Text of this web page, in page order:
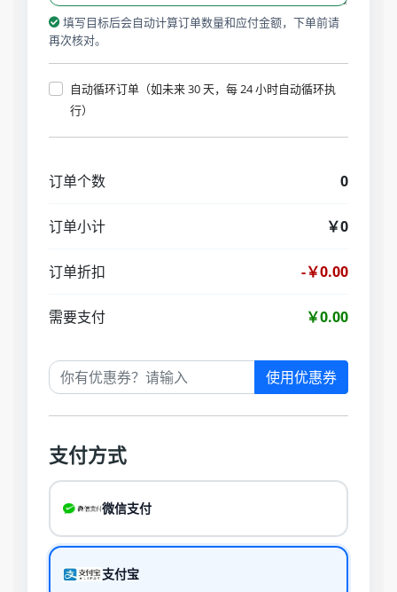
填写目标后会自动计算订单数量和应付金额，下单前请
再次核对。
自动循环订单（如未来 30 天，每 24 小时自动循环执
行）
订单个数 0
订单小计 ￥0
订单折扣 -￥0.00
需要支付 ￥0.00
使用优惠券
支付方式
微信支付
支付宝